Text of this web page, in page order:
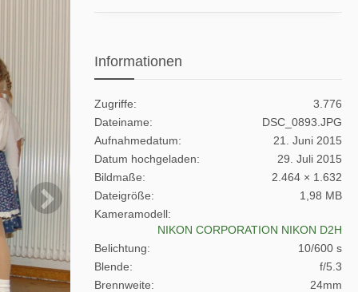
Informationen
Zugriffe
3.776
Dateiname
DSC_0893.JPG
Aufnahmedatum
21. Juni 2015
Datum hochgeladen
29. Juli 2015
Bildmaße
2.464 × 1.632
Dateigröße
1,98 MB
Kameramodell
NIKON CORPORATION NIKON D2H
Belichtung
10/600 s
Blende
f/5.3
Brennweite
24mm